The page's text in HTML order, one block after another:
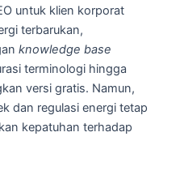
untuk klien korporat
terbarukan,
knowledge base
terminologi hingga
versi gratis. Namun,
dan regulasi energi tetap
kepatuhan terhadap